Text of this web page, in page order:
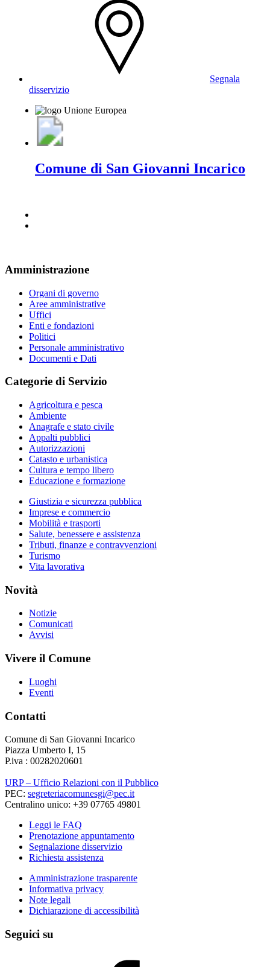
Segnala
disservizio
Comune di San Giovanni Incarico
Amministrazione
Organi di governo
Aree amministrative
Uffici
Enti e fondazioni
Politici
Personale amministrativo
Documenti e Dati
Categorie di Servizio
Agricoltura e pesca
Ambiente
Anagrafe e stato civile
Appalti pubblici
Autorizzazioni
Catasto e urbanistica
Cultura e tempo libero
Educazione e formazione
Giustizia e sicurezza pubblica
Imprese e commercio
Mobilità e trasporti
Salute, benessere e assistenza
Tributi, finanze e contravvenzioni
Turismo
Vita lavorativa
Novità
Notizie
Comunicati
Avvisi
Vivere il Comune
Luoghi
Eventi
Contatti
Comune di San Giovanni Incarico
Piazza Umberto I, 15
P.iva : 00282020601
URP – Ufficio Relazioni con il Pubblico
PEC: segreteriacomunesgi@pec.it
Centralino unico: +39 07765 49801
Leggi le FAQ
Prenotazione appuntamento
Segnalazione disservizio
Richiesta assistenza
Amministrazione trasparente
Informativa privacy
Note legali
Dichiarazione di accessibilità
Seguici su